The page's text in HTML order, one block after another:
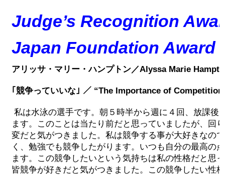
Judge’s Recognition
Japan Foundation Award
アリッサ・マリー・ハンプトン／Alyssa Marie
｢競争っていいな｣ ／ “The Importance of
私は水泳の選手です。朝５時半から週に４回、放課後
ます。このことは当たり前だと思っていましたが、回
変だと気がつきました。私は競争する事が大好きなの
く、勉強でも競争したがります。いつも自分の最高の
ます。この競争したいという気持ちは私の性格だと思
皆競争が好きだと気がつきました。この競争したい性